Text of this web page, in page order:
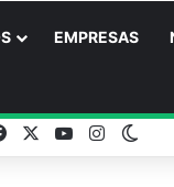
EMPRESAS
FacebookYouTubeInstagram